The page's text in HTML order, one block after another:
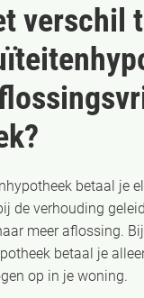
verschil
betaal je
de verhouding
meer aflossing.
betaal je
op in je woning.